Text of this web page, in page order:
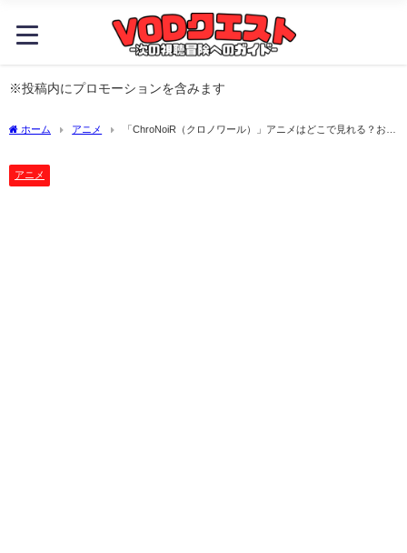
※投稿内にプロモーションを含みます
ホーム アニメ
「ChroNoiR（クロノワール）」アニメはどこで見れる？おす
アニメ